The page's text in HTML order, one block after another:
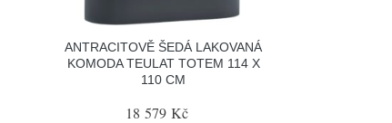
ANTRACITOVĚ ŠEDÁ LAKOVANÁ
KOMODA TEULAT TOTEM 114 X
110 CM
18 579 Kč